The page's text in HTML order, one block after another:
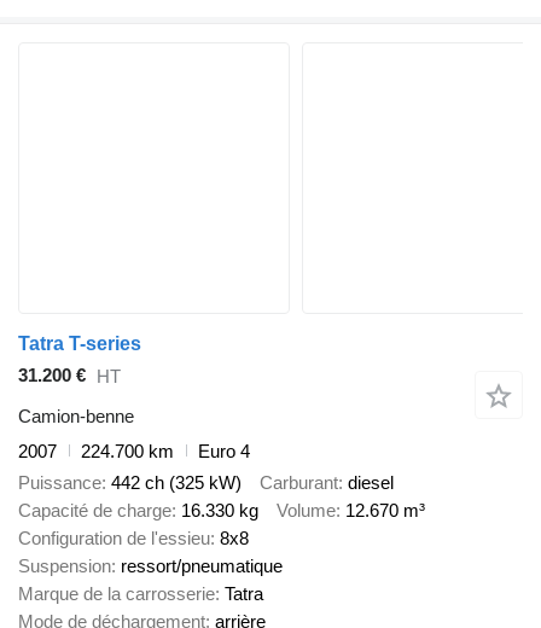
Tatra T-series
31.200 € HT
Camion-benne
2007
224.700 km
Euro 4
Puissance 442 ch (325 kW) Carburant diesel
Capacité de charge 16.330 kg Volume 12.670 m³
Configuration de l'essieu 8x8
Suspension ressort/pneumatique
Marque de la carrosserie Tatra
Mode de déchargement arrière